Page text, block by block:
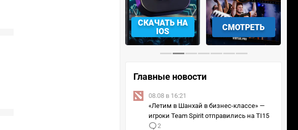
СМОТРЕТЬ УЧАСТВОВАТЬ
Главные новости
08.08 в 16:21
«Летим в Шанхай в бизнес-классе» —
игроки Team Spirit отправились на TI15
2